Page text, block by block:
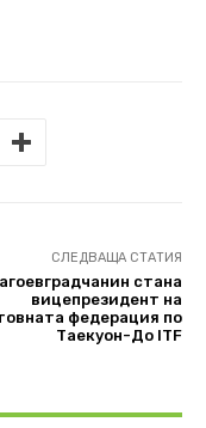
СЛЕДВАЩА СТАТИЯ
стана
вицепрезидент на
федерация по
Таекуон-До ITF